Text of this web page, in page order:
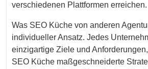
verschiedenen Plattformen erreichen.
Was SEO Küche von anderen
individueller Ansatz. Jedes
einzigartige Ziele und
SEO Küche maßgeschneiderte